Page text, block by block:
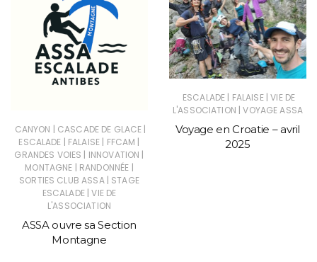
CANYON | CASCADE DE GLACE |
ESCALADE | FALAISE | FFCAM |
GRANDES VOIES | INNOVATION |
MONTAGNE | RANDONNÉE |
SORTIES CLUB ASSA | STAGE
ESCALADE | VIE DE
L'ASSOCIATION
ASSA ouvre sa Section
Montagne
ESCALADE | FALAISE | VIE DE
L'ASSOCIATION | VOYAGE ASSA
Voyage en Croatie – avril
2025